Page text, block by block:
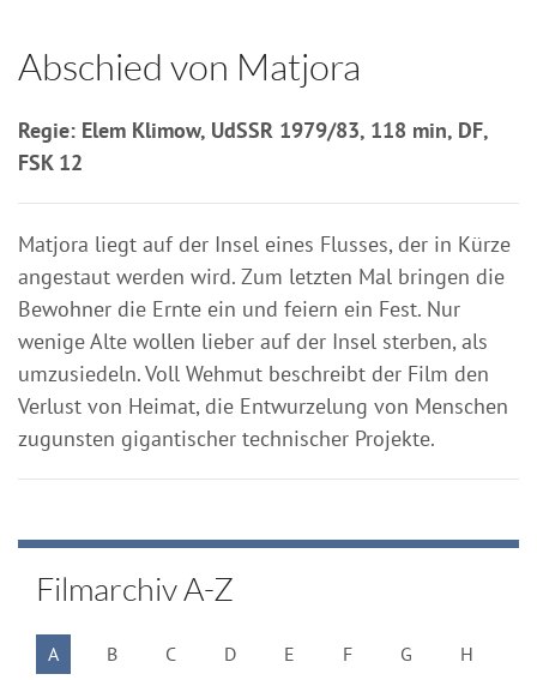
Abschied von Matjora
Regie: Elem Klimow, UdSSR 1979/83, 118 min, DF,
FSK 12
Matjora liegt auf der Insel eines Flusses, der in Kürze
angestaut werden wird. Zum letzten Mal bringen die
Bewohner die Ernte ein und feiern ein Fest. Nur
wenige Alte wollen lieber auf der Insel sterben, als
umzusiedeln. Voll Wehmut beschreibt der Film den
Verlust von Heimat, die Entwurzelung von Menschen
zugunsten gigantischer technischer Projekte.
Filmarchiv A-Z
A B C D E F G
H